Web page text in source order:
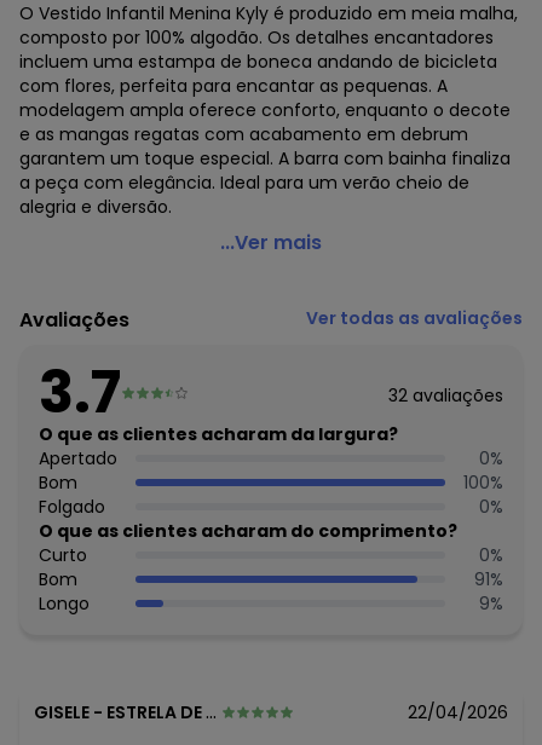
O Vestido Infantil Menina Kyly é produzido em meia malha,
composto por 100% algodão. Os detalhes encantadores
incluem uma estampa de boneca andando de bicicleta
com flores, perfeita para encantar as pequenas. A
modelagem ampla oferece conforto, enquanto o decote
e as mangas regatas com acabamento em debrum
garantem um toque especial. A barra com bainha finaliza
a peça com elegância. Ideal para um verão cheio de
alegria e diversão.
Kyly - Vestido Infantil Menina Boneca Cinza
Modelagem: Ampla
Comprimento da Manga: Curta
Forro: Não
Cinto: Não acompanha
Decote Frente : Redondo
Decote Costas: Redondo
Fornecedor: KYLY INDUSTRIA TEXTIL LTDA / CNPJ
78.855.830/0001-98
Feito: Nacional
Cuidados para conservação do produto: Para melhor
conservação do produto, lavar à mão com sabão neutro.
Evite deixar as peças de molho para não desbotá-las e
Histórico de preços
...Ver mais
Avaliações Ver todas as avaliações
3.7 32 avaliações
O que as clientes acharam da largura?
Apertado
0%
Bom
100%
Folgado
0%
O que as clientes acharam do comprimento?
Curto
0%
Bom
91%
Longo
9%
GISELE - ESTRELA DE JORDANIA JORDA - MG 22/04/2026